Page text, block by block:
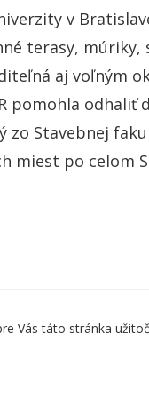
v
terasy,
aj voľným
pomohla odhaliť
zo Stavebnej
miest po celom
Vás táto stránka